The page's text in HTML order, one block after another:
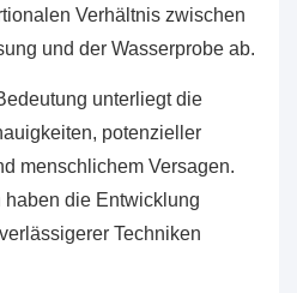
Verhältnis zwischen
und der Wasserprobe ab.
unterliegt die
potenzieller
menschlichem Versagen.
die Entwicklung
Techniken